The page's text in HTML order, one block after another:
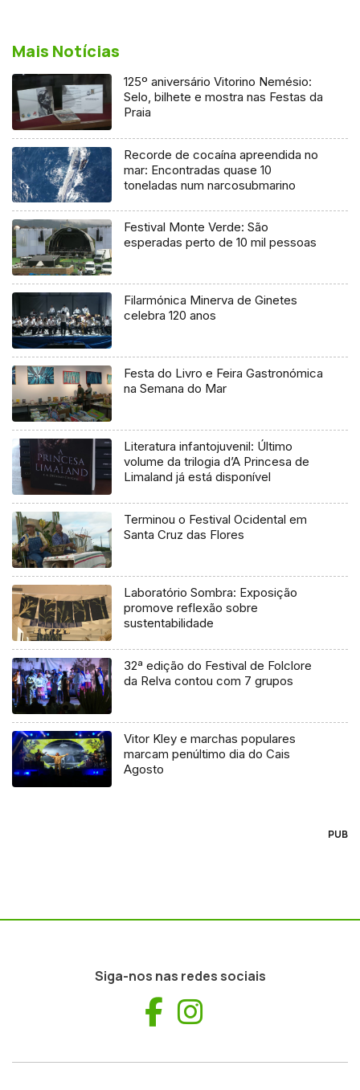
Mais Notícias
125º aniversário Vitorino Nemésio:
Selo, bilhete e mostra nas Festas da
Praia
Recorde de cocaína apreendida no
mar: Encontradas quase 10
toneladas num narcosubmarino
Festival Monte Verde: São
esperadas perto de 10 mil pessoas
Filarmónica Minerva de Ginetes
celebra 120 anos
Festa do Livro e Feira Gastronómica
na Semana do Mar
Literatura infantojuvenil: Último
volume da trilogia d’A Princesa de
Limaland já está disponível
Terminou o Festival Ocidental em
Santa Cruz das Flores
Laboratório Sombra: Exposição
promove reflexão sobre
sustentabilidade
32ª edição do Festival de Folclore
da Relva contou com 7 grupos
Vitor Kley e marchas populares
marcam penúltimo dia do Cais
Agosto
PUB
Siga-nos nas redes sociais
Facebook